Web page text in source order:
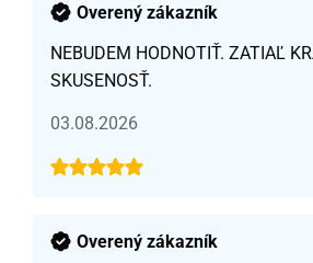
Overený zákazník
NEBUDEM HODNOTIŤ. ZATIAĽ
SKUSENOSŤ.
03.08.2026
Overený zákazník